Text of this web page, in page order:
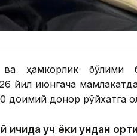
ва ҳамкорлик бўлими
йил июнгача
доимий донор рўйхатга
уч ёки ундан